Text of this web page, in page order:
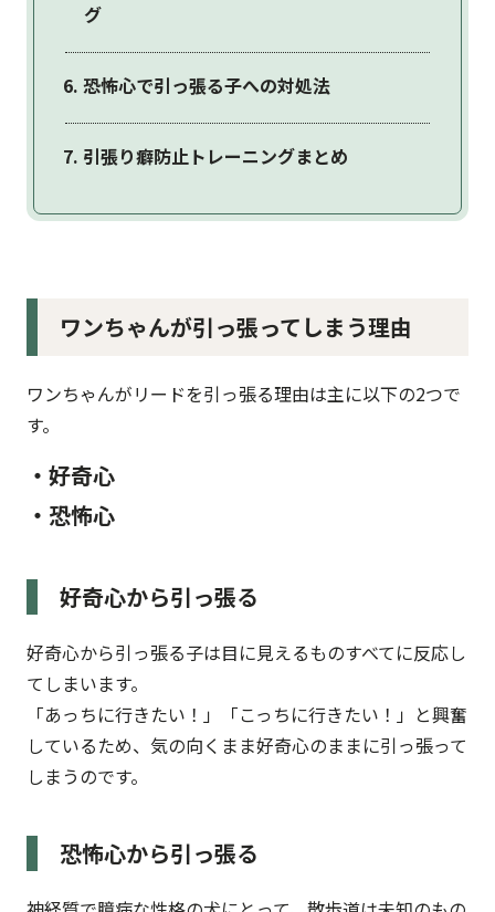
グ
恐怖心で引っ張る子への対処法
引張り癖防止トレーニングまとめ
ワンちゃんが引っ張ってしまう理由
ワンちゃんがリードを引っ張る理由は主に以下の2つで
す。
・好奇心
・恐怖心
好奇心から引っ張る
好奇心から引っ張る子は目に見えるものすべてに反応し
てしまいます。
「あっちに行きたい！」「こっちに行きたい！」と興奮
しているため、気の向くまま好奇心のままに引っ張って
しまうのです。
恐怖心から引っ張る